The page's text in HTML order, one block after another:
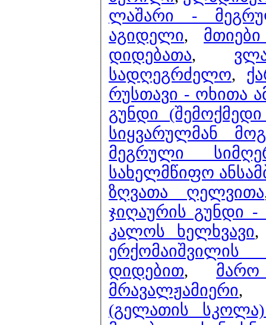
ლაშარი -
აგიდელი,
დიდებათა,
სადღეგრძელო,
რუსთავი - ოხითა
გუნდი
სიყვარულმან
მეგრული
სახელმწიფო
ზღვათა ღელვითა
ჯიღაურის გუნდი
კალოს ხელხვავი
დიდებით,
მრავალჟამიერი
(გელათის